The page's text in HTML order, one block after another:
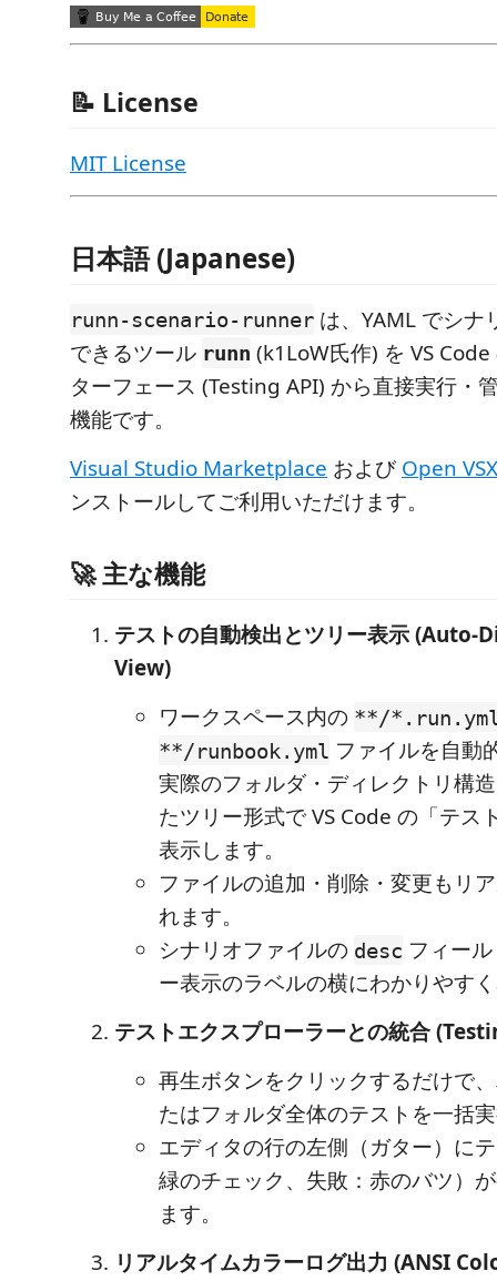
📝 License
MIT License
日本語 (Japanese)
runn-scenario-runner は、YAML でシナ
できるツール runn (k1LoW氏作) を VS
ターフェース (Testing API) から直接実行・
機能です。
Visual Studio Marketplace およびOpen
ンストールしてご利用いただけます。
🚀 主な機能
テストの自動検出とツリー表示 (Auto-
View)
ワークスペース内の **/
**/runbook.yml ファイルを自動
実際のフォルダ・ディレクトリ構
たツリー形式で VS Code の「テス
表示します。
ファイルの追加・削除・変更もリ
れます。
シナリオファイルの desc フィー
ー表示のラベルの横にわかりやす
テストエクスプローラーとの統合
再生ボタンをクリックするだけで
たはフォルダ全体のテストを一括
エディタの行の左側（ガター）に
緑のチェック、失敗：赤のバツ）
ます。
リアルタイムカラーログ出力 (ANSI